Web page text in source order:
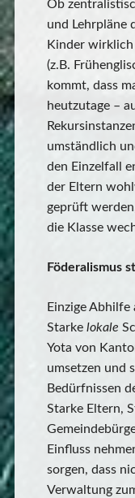
Ob
und Lehrpläne
Kinder
(z.B.
kommt, dass
heutzutage –
umständlich
den Einzelfall
der Eltern
geprüft
die Klasse
Föderalismus
Einzige Abhilfe
Starke lokale
Yota von
umsetzen und
Bedürfnissen
Starke Eltern,
Einfluss
sorgen, dass
Verwaltung